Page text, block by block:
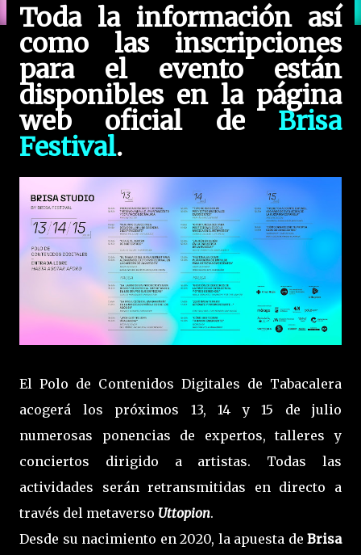
Toda la información así
como las inscripciones
para el evento están
disponibles en la página
web oficial de Brisa
Festival.
El Polo de Contenidos Digitales de Tabacalera
acogerá los próximos 13, 14 y 15 de julio
numerosas ponencias de expertos, talleres y
conciertos dirigido a artistas. Todas las
actividades serán retransmitidas en directo a
través del metaverso Uttopion.
Desde su nacimiento en 2020, la apuesta de Brisa